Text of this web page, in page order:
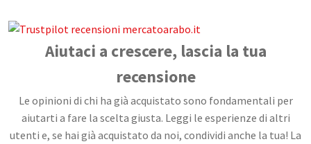
Aiutaci a crescere, lascia la tua
recensione
Le opinioni di chi ha già acquistato sono fondamentali per
aiutarti a fare la scelta giusta. Leggi le esperienze di altri
utenti e, se hai già acquistato da noi, condividi anche la tua! La